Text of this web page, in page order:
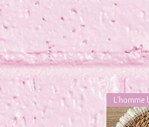
L'homme